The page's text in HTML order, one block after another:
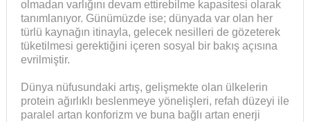
olmadan varlığını devam ettirebilme kapasitesi olarak
tanımlanıyor. Günümüzde ise; dünyada var olan her
türlü kaynağın itinayla, gelecek nesilleri de gözeterek
tüketilmesi gerektiğini içeren sosyal bir bakış açısına
evrilmiştir.
Dünya nüfusundaki artış, gelişmekte olan ülkelerin
protein ağırlıklı beslenmeye yönelişleri, refah düzeyi ile
paralel artan konforizm ve buna bağlı artan enerji